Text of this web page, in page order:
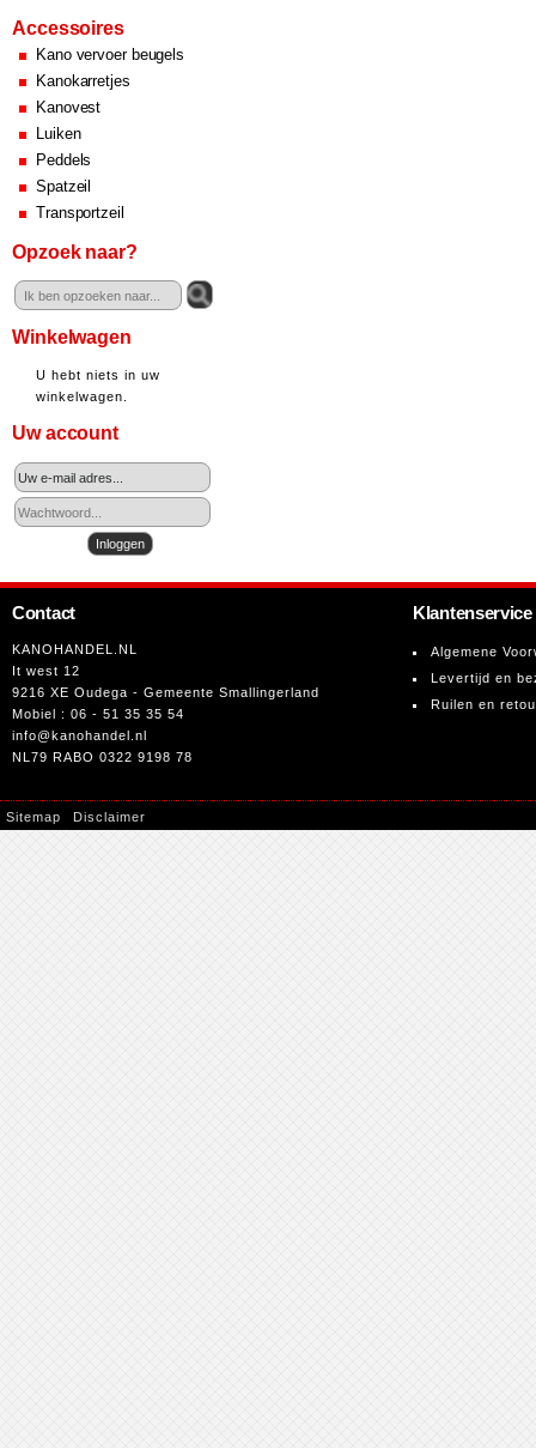
Accessoires
Kano vervoer beugels
Kanokarretjes
Kanovest
Luiken
Peddels
Spatzeil
Transportzeil
Opzoek naar?
Winkelwagen
U hebt niets in uw
winkelwagen.
Uw account
Contact
KANOHANDEL.NL
It west 12
9216 XE Oudega - Gemeente Smallingerland
Mobiel : 06 - 51 35 35 54
info@kanohandel.nl
NL79 RABO 0322 9198 78
Klantenservice
Algemene
Levertijd en
Ruilen en
Sitemap Disclaimer